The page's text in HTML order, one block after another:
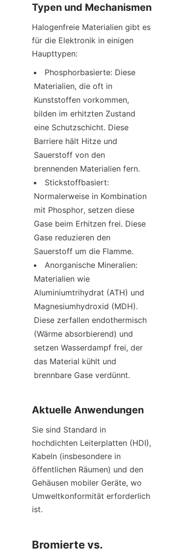
Typen und Mechanismen
Halogenfreie Materialien gibt es
für die Elektronik in einigen
Haupttypen:
Phosphorbasierte: Diese
Materialien, die oft in
Kunststoffen vorkommen,
bilden im erhitzten Zustand
eine Schutzschicht. Diese
Barriere hält Hitze und
Sauerstoff von den
brennenden Materialien fern.
Stickstoffbasiert:
Normalerweise in Kombination
mit Phosphor, setzen diese
Gase beim Erhitzen frei. Diese
Gase reduzieren den
Sauerstoff um die Flamme.
Anorganische Mineralien:
Materialien wie
Aluminiumtrihydrat (ATH) und
Magnesiumhydroxid (MDH).
Diese zerfallen endothermisch
(Wärme absorbierend) und
setzen Wasserdampf frei, der
das Material kühlt und
brennbare Gase verdünnt.
Aktuelle Anwendungen
Sie sind Standard in
hochdichten Leiterplatten (HDI),
Kabeln (insbesondere in
öffentlichen Räumen) und den
Gehäusen mobiler Geräte, wo
Umweltkonformität erforderlich
ist.
Bromierte vs.